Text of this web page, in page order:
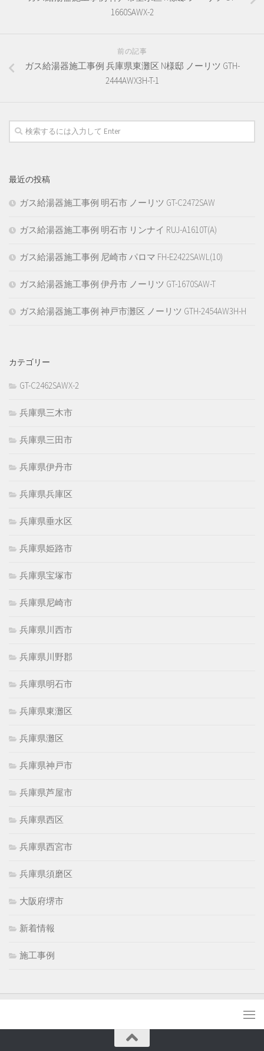
1660SAWX-2
前の記事
ガス給湯器施工事例 兵庫県東灘区 N様邸 ノーリツ GTH-
2444AWX3H-T-1
最近の投稿
ガス給湯器施工事例 明石市 ノーリツ GT-C2472SAW
ガス給湯器施工事例 明石市 リンナイ RUJ-A1610T(A)
ガス給湯器施工事例 尼崎市 パロマ FH-E2422SAWL(10)
ガス給湯器施工事例 伊丹市 ノーリツ GT-1670SAW-T
ガス給湯器施工事例 神戸市灘区 ノーリツ GTH-2454AW3H-H
カテゴリー
GT-C2462SAWX-2
兵庫県三木市
兵庫県三田市
兵庫県伊丹市
兵庫県兵庫区
兵庫県垂水区
兵庫県姫路市
兵庫県宝塚市
兵庫県尼崎市
兵庫県川西市
兵庫県川野郡
兵庫県明石市
兵庫県東灘区
兵庫県灘区
兵庫県神戸市
兵庫県芦屋市
兵庫県西区
兵庫県西宮市
兵庫県須磨区
大阪府堺市
新着情報
施工事例